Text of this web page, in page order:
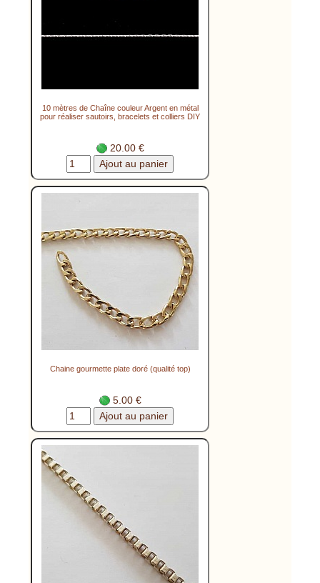
10 mètres de Chaîne couleur Argent en métal
pour réaliser sautoirs, bracelets et colliers DIY
20.00 €
Chaine gourmette plate doré (qualité top)
5.00 €